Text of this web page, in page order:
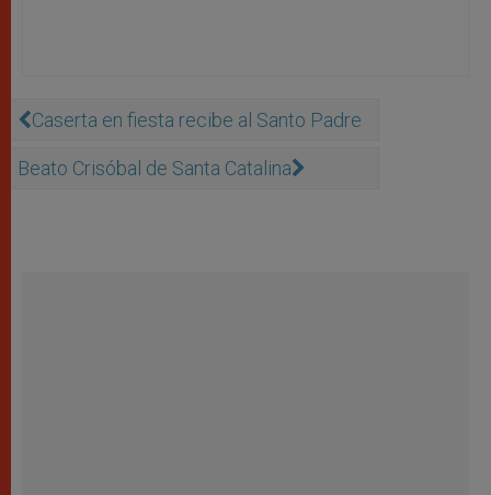
Caserta en fiesta recibe al Santo Padre
Beato Crisóbal de Santa Catalina